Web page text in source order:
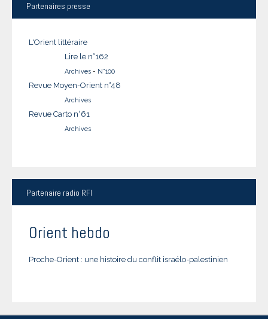
Partenaires presse
L'Orient littéraire
Lire le n°162
Archives - N°100
Revue Moyen-Orient n°48
Archives
Revue Carto n°61
Archives
Partenaire radio RFI
Orient hebdo
Proche-Orient : une histoire du conflit israélo-palestinien